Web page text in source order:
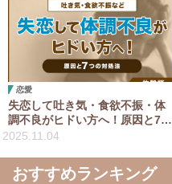
恋愛
失恋して吐き気・食欲不振・体
調不良がヒドい方へ！原因と7つ
の対処法【体験談】
2025.11.04
おすすめランキング